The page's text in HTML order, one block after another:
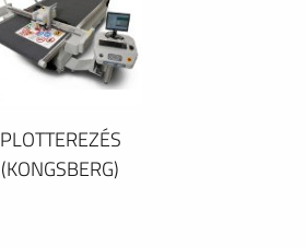
PLOTTEREZÉS
(KONGSBERG)